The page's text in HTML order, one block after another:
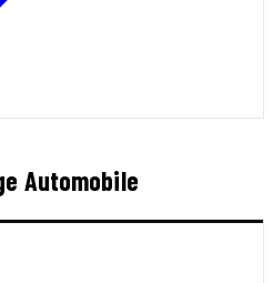
Automobile